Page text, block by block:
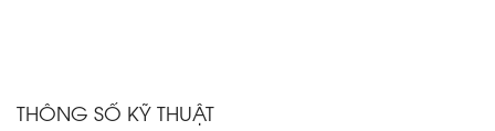
THÔNG SỐ KỸ THUẬT